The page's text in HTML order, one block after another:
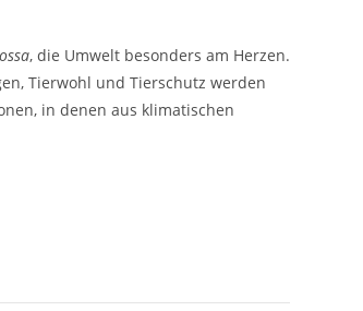
, die Umwelt besonders am Herzen.
Tierwohl und Tierschutz werden
in denen aus klimatischen